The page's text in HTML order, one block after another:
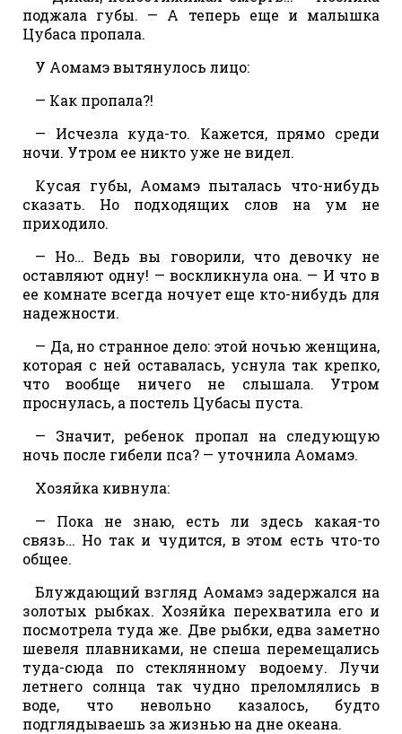
поджала губы. — А теперь еще и малышка
Цубаса пропала.
У Аомамэ вытянулось лицо:
— Как пропала?!
— Исчезла куда-то. Кажется, прямо среди
ночи. Утром ее никто уже не видел.
Кусая губы, Аомамэ пыталась что-нибудь
сказать. Но подходящих слов на ум не
приходило.
— Но… Ведь вы говорили, что девочку не
оставляют одну! — воскликнула она. — И что в
ее комнате всегда ночует еще кто-нибудь для
надежности.
— Да, но странное дело: этой ночью женщина,
которая с ней оставалась, уснула так крепко,
что вообще ничего не слышала. Утром
проснулась, а постель Цубасы пуста.
— Значит, ребенок пропал на следующую
ночь после гибели пса? — уточнила Аомамэ.
Хозяйка кивнула:
— Пока не знаю, есть ли здесь какая-то
связь… Но так и чудится, в этом есть что-то
общее.
Блуждающий взгляд Аомамэ задержался на
золотых рыбках. Хозяйка перехватила его и
посмотрела туда же. Две рыбки, едва заметно
шевеля плавниками, не спеша перемещались
туда-сюда по стеклянному водоему. Лучи
летнего солнца так чудно преломлялись в
воде, что невольно казалось, будто
подглядываешь за жизнью на дне океана.